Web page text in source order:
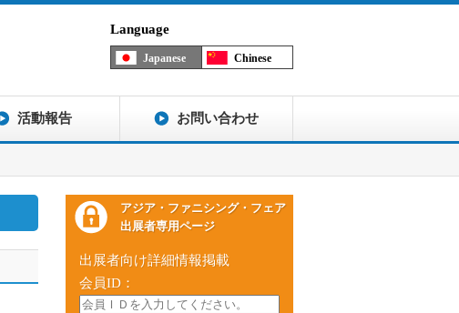
Language
Japanese Chinese
活動報告 お問い合わせ
アジア・ファニシング・フェア
出展者専用ページ
出展者向け詳細情報掲載
会員ID：